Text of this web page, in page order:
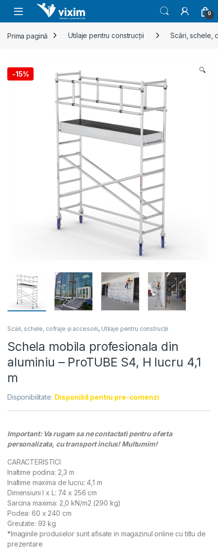
Skip to navigation
Skip to content
0
Prima pagină Utilaje pentru construcții Scări, schele,
-15% 🔍
Scări, schele, cofraje și accesorii, Utilaje pentru construcții
Schela mobila profesionala din
aluminiu – ProTUBE S4, H lucru 4,1
m
Disponibilitate: Disponibil pentru pre-comenzi
Important: Va rugam sa ne contactati pentru oferta
personalizata, cu transport inclus! Multumim!
CARACTERISTICI
Inaltime podina: 2,3 m
Inaltime maxima de lucru: 4,1 m
Dimensiuni l x L: 74 x 256 cm
Sarcina maxima: 2,0 kN/m2 (290 kg)
Podea: 60 x 240 cm
Greutate: 93 kg
*Imaginile produselor sunt afisate in magazinul online cu titlu de
prezentare